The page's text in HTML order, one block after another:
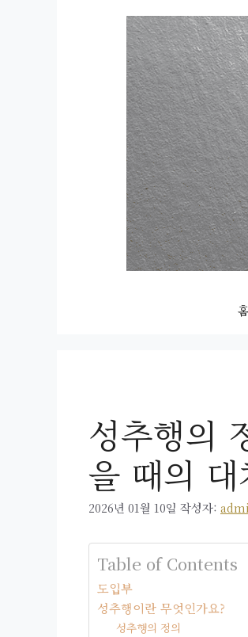
홈
성추행의
을 때의
2026년 01월 10일 작성자:
Table of Contents
도입부
성추행이란 무엇인가요?
성추행의 정의